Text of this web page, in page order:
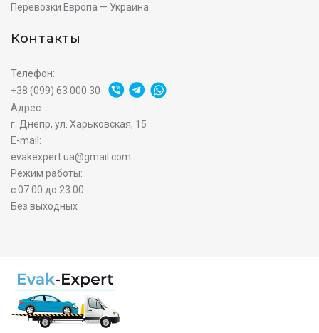
Перевозки Европа — Украина
Контакты
Телефон:
+38 (099) 63 000 30
Адрес:
г. Днепр, ул. Харьковская, 15
E-mail:
evakexpert.ua@gmail.com
Режим работы:
с 07:00 до 23:00
Без выходных